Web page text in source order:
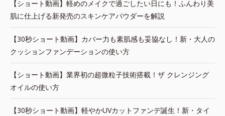
【ショート動画】軽めのメイクで過ごしたい日にも！ふんわり美
肌に仕上げる新発売のスキンケアパウダーを解説
【30秒ショート動画】カバー力も素肌感も妥協なし！新・大人の
クッションファンデーションの使い方
【ショート動画】業界初の超微粒子技術搭載！ザ クレンジング
オイルの使い方
【30秒ショート動画】軽やかUVカットファンデ誕生！新・タイ